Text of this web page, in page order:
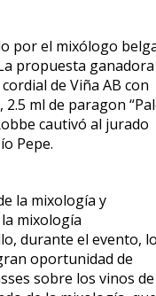
por el mixólogo
propuesta ganadora
de Viña AB con
ml de paragon
cautivó al jurado
Pepe.
la mixología y
mixología
durante el evento,
oportunidad de
sobre los vinos de